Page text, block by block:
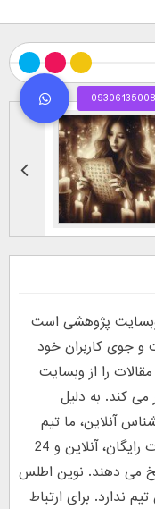
فال
تاریخ :
پژوهشی است
جوی کاربران خود
را از وبسایت
می کند. به دلیل
آنلاین، ما تیم
نوین بینش را معرفی می کنیم که به صورت رایگان، آنلاین و 24
می دهند. نوین اطلس
ندارد. برای ارتباط